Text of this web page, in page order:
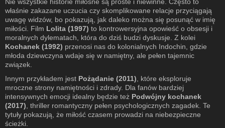
właśnie zakazane uczucia czy skomplikowane relacje przyciągają
uwagę widzów, bo pokazują, jak daleko można się posunąć w imię
miłości. Film Lolita (1997) to kontrowersyjna opowieść o obsesji i
moralnych dylematach, która do dziś budzi dyskusje. Z kolei
Kochanek (1992) przenosi nas do kolonialnych Indochin, gdzie
młoda dziewczyna wdaje się w namiętny, ale pełen tajemnic
związek.
Innym przykładem jest Pożądanie (2011) , które eksploruje
mroczne strony namiętności i zdrady. Dla fanów bardziej
intensywnych emocji idealny będzie też Podwójny kochanek
(2017) , thriller romantyczny pełen psychologicznych zagadek. Te
tytuły pokazują, że miłość czasem prowadzi na niebezpieczne
ścieżki.